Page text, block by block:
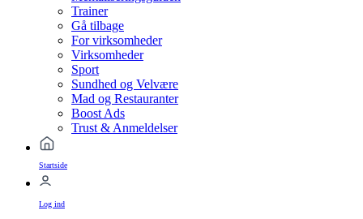
Trainer
Gå tilbage
For virksomheder
Virksomheder
Sport
Sundhed og Velvære
Mad og Restauranter
Boost Ads
Trust & Anmeldelser
Startside
Log ind